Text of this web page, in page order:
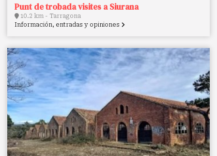
Punt de trobada visites a Siurana
10.2 km - Tarragona
Información, entradas y opiniones